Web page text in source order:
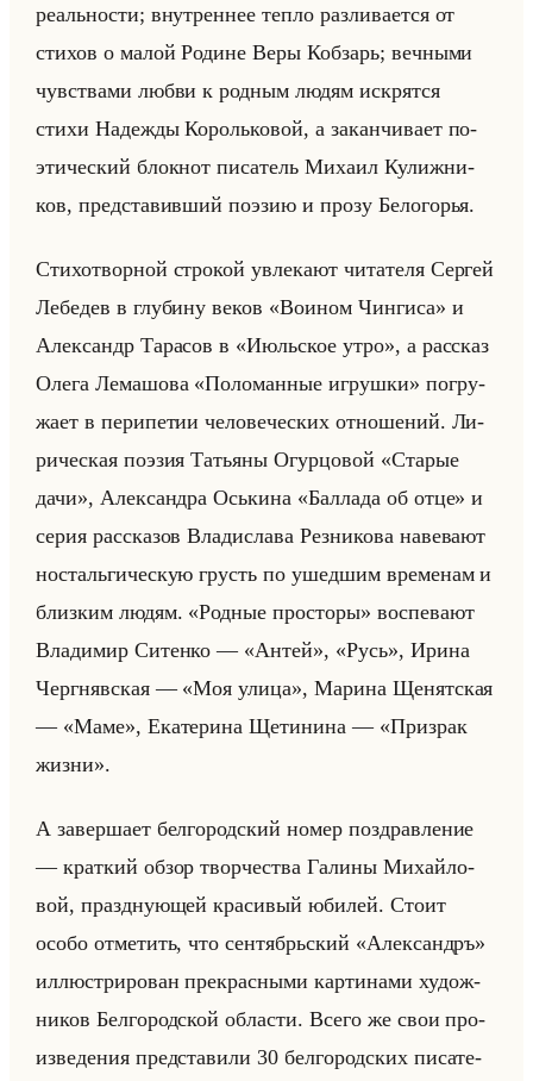
ре­ально­сти; внут­рен­нее тепло раз­ли­ва­ет­ся от
сти­хов о малой Ро­дине Веры Коб­зарь; веч­ны­ми
чув­ства­ми любви к род­ным людям ис­крят­ся
стихи На­деж­ды Ко­ролько­вой, а за­кан­чи­ва­ет по­
эти­че­ский блок­нот пи­са­тель Ми­ха­ил Ку­лиж­ни­
ков, пред­ста­вив­ший по­эзию и прозу Бе­ло­го­рья.
Сти­хо­твор­ной стро­кой увле­ка­ют чи­та­те­ля Сер­гей
Ле­бе­дев в глу­би­ну веков «Воином Чингиса» и
Алек­сандр Та­ра­сов в «Июльское утро», а рас­сказ
Олега Ле­ма­шо­ва «Поломанные игрушки» по­гру­
жа­ет в пе­ри­пе­тии че­ло­ве­че­ских от­но­ше­ний. Ли­
ри­че­ская по­эзия Та­тья­ны Огур­цо­вой «Старые
дачи», Алек­сандра Оськи­на «Баллада об отце» и
серия рас­ска­зов Вла­ди­сла­ва Рез­ни­ко­ва на­ве­ва­ют
но­стальги­че­скую грусть по ушед­шим вре­ме­нам и
близ­ким людям. «Родные просторы» вос­пе­ва­ют
Вла­ди­мир Си­тен­ко — «Антей», «Русь», Ирина
Черг­няв­ская — «Моя улица», Ма­ри­на Ще­нят­ская
— «Маме», Ека­те­ри­на Ще­ти­ни­на — «Призрак
жизни».
А за­вер­ша­ет бел­го­род­ский номер по­здрав­ле­ние
— крат­кий обзор твор­че­ства Га­ли­ны Ми­хайло­
вой, празд­ну­ющей кра­си­вый юби­лей. Стоит
особо от­ме­тить, что сен­тябрьский «Александръ»
ил­лю­стри­ро­ван пре­крас­ны­ми кар­ти­на­ми ху­дож­
ни­ков Бел­го­род­ской об­ла­сти. Всего же свои про­
из­ве­де­ния пред­ста­ви­ли 30 бел­го­род­ских пи­са­те­